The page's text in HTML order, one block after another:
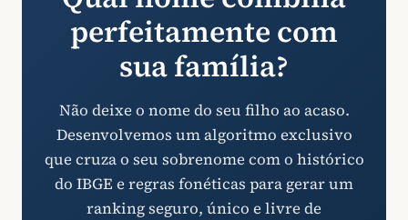
perfeitamente com
sua família?
Não deixe o nome do seu filho ao acaso.
Desenvolvemos um algoritmo exclusivo
que cruza o seu sobrenome com o histórico
do IBGE e regras fonéticas para gerar um
ranking seguro, único e livre de